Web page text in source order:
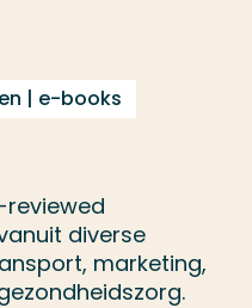
| e-books
reviewed
diverse
marketing,